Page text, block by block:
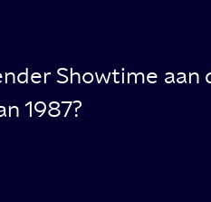
Showtime
1987?